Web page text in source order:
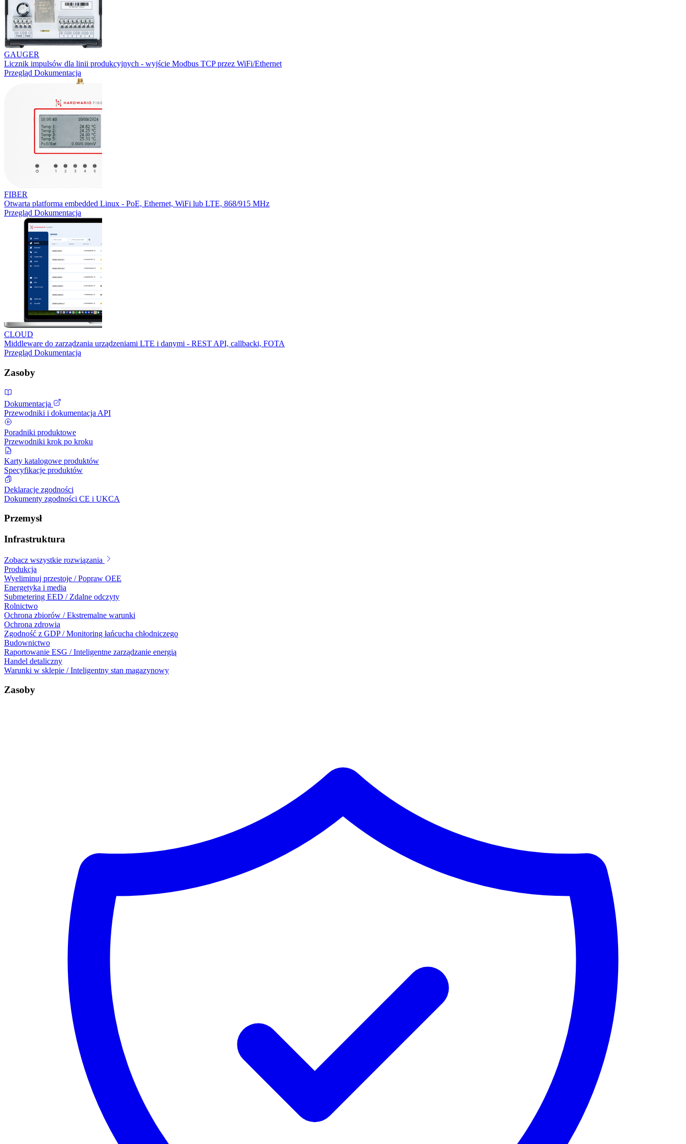
GAUGER
Licznik impulsów dla linii produkcyjnych - wyjście Modbus TCP przez WiFi/Ethernet
Przegląd Dokumentacja
FIBER
Otwarta platforma embedded Linux - PoE, Ethernet, WiFi lub LTE, 868/915 MHz
Przegląd Dokumentacja
CLOUD
Middleware do zarządzania urządzeniami LTE i danymi - REST API, callbacki, FOTA
Przegląd Dokumentacja
Zasoby
Dokumentacja
Przewodniki i dokumentacja API
Poradniki produktowe
Przewodniki krok po kroku
Karty katalogowe produktów
Specyfikacje produktów
Deklaracje zgodności
Dokumenty zgodności CE i UKCA
Przemysł
Infrastruktura
Zobacz wszystkie rozwiązania
Produkcja
Wyeliminuj przestoje / Popraw OEE
Energetyka i media
Submetering EED / Zdalne odczyty
Rolnictwo
Ochrona zbiorów / Ekstremalne warunki
Ochrona zdrowia
Zgodność z GDP / Monitoring łańcucha chłodniczego
Budownictwo
Raportowanie ESG / Inteligentne zarządzanie energią
Handel detaliczny
Warunki w sklepie / Inteligentny stan magazynowy
Zasoby